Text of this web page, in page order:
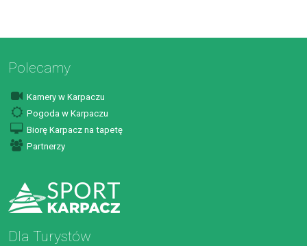
Polecamy
Kamery w Karpaczu
Pogoda w Karpaczu
Biorę Karpacz na tapetę
Partnerzy
Dla Turystów